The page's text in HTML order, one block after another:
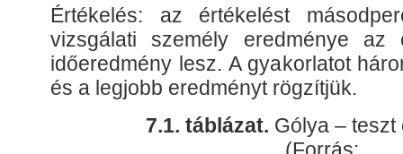
Értékelés: az értékelést
vizsgálati személy eredménye az
időeredmény lesz. A gyakorlatot
és a legjobb eredményt rögzítjük.
7.1. táblázat. Gólya – teszt